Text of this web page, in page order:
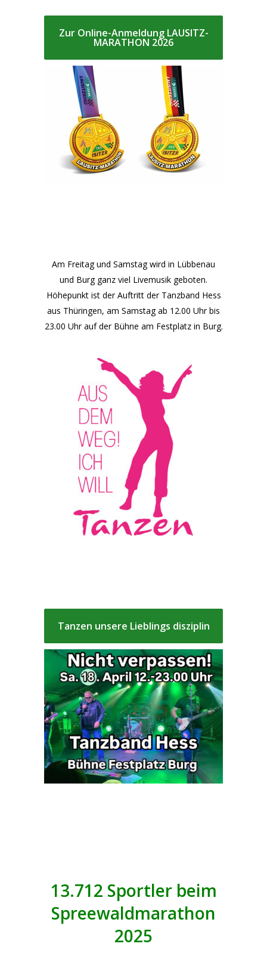
Zur Online-Anmeldung LAUSITZ-
MARATHON 2026
Am Freitag und Samstag wird in Lübbenau
und Burg ganz viel Livemusik geboten.
Höhepunkt ist der Auftritt der Tanzband Hess
aus Thüringen, am Samstag ab 12.00 Uhr bis
23.00 Uhr auf der Bühne am Festplatz in Burg.
Tanzen unsere Lieblings disziplin
13.712 Sportler beim
Spreewaldmarathon
2025